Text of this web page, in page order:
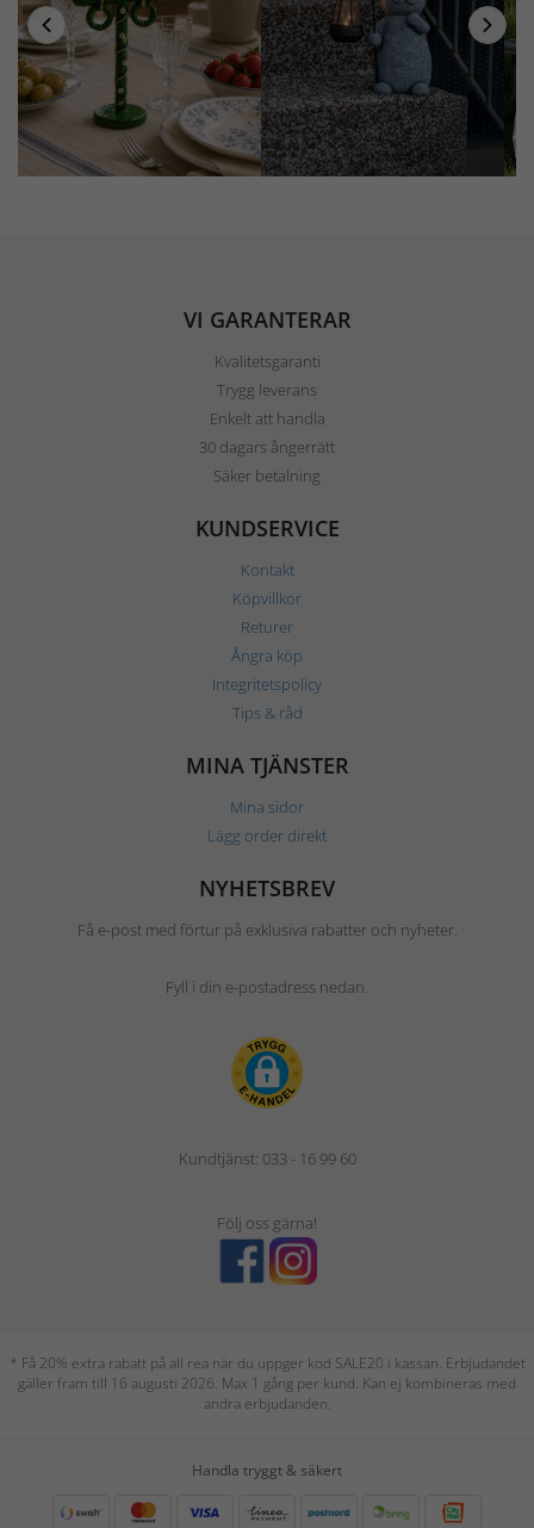
VI GARANTERAR
Kvalitetsgaranti
Trygg leverans
Enkelt att handla
30 dagars ångerrätt
Säker betalning
KUNDSERVICE
Kontakt
Köpvillkor
Returer
Ångra köp
Integritetspolicy
Tips & råd
MINA TJÄNSTER
Mina sidor
Lägg order direkt
NYHETSBREV
Få e-post med förtur på exklusiva rabatter och nyheter.
Fyll i din e-postadress nedan.
Kundtjänst: 033 - 16 99 60
Följ oss gärna!
* Få 20% extra rabatt på all rea när du uppger kod SALE20 i kassan. Erbjudandet
gäller fram till 16 augusti 2026. Max 1 gång per kund. Kan ej kombineras med
andra erbjudanden.
Handla tryggt & säkert